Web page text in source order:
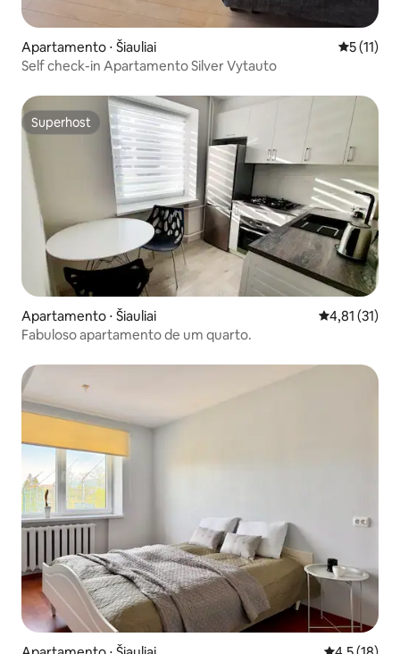
Apartamento ⋅ Šiauliai 5 de uma
5 (11)
Self check-in Apartamento Silver Vytauto
Superhost
Superhost
Apartamento ⋅ Šiauliai 4,81 de uma
4,81 (31)
Fabuloso apartamento de um quarto.